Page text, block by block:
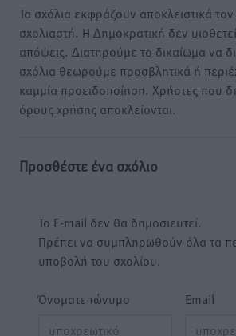
Τα σχόλια εκφράζουν αποκλειστικά
σχολιαστή. Η Δημοκρατική δεν υιοθετεί
απόψεις. Διατηρούμε το δικαίωμα να
σχόλια θεωρούμε προσβλητικά ή
καμμία προειδοποίηση. Χρήστες που
όρους χρήσης αποκλείονται.
Προσθέστε ένα σχόλιο
Το E-mail δεν θα δημοσιευτεί.
Πρέπει να συμπληρωθούν όλα τα
υποβολή του σχολίου.
Όνοματεπώνυμο Email